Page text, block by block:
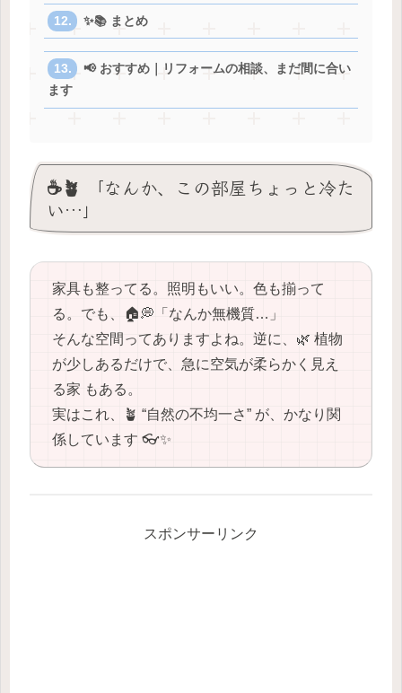
✨📚 まとめ
📢 おすすめ｜リフォームの相談、まだ間に合い
ます
☕️🪴 「なんか、この部屋ちょっと冷た
い…」
家具も整ってる。照明もいい。色も揃って
る。でも、🏠💭「なんか無機質…」
そんな空間ってありますよね。逆に、🌿 植物
が少しあるだけで、急に空気が柔らかく見え
る家 もある。
実はこれ、🪴 “自然の不均一さ” が、かなり関
係しています 👓✨
スポンサーリンク